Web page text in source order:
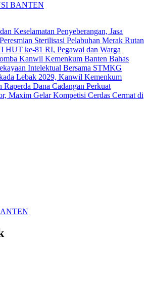
BANTEN
Keselamatan Penyeberangan, Jasa
Sterilisasi Pelabuhan Merak Rutan
HUT ke-81 RI, Pegawai dan Warga
Kanwil Kemenkum Banten Bahas
Intelektual Bersama STMKG
Lebak 2029, Kanwil Kemenkum
Dana Cadangan Perkuat
Maxim Gelar Kompetisi Cerdas Cermat di